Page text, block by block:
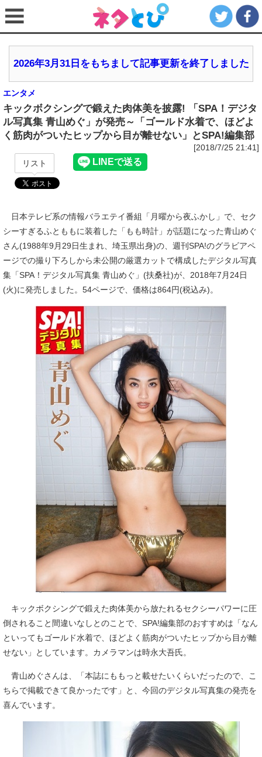
2026年3月31日をもちまして記事更新を終了しました
エンタメ
キックボクシングで鍛えた肉体美を披露! 「SPA！デジタ
ル写真集 青山めぐ」が発売～「ゴールド水着で、ほどよ
く筋肉がついたヒップから目が離せない」とSPA!編集部
[2018/7/25 21:41]
リスト
日本テレビ系の情報バラエテイ番組「月曜から夜ふかし」で、セク
シーすぎるふとももに装着した「もも時計」が話題になった青山めぐ
さん(1988年9月29日生まれ、埼玉県出身)の、週刊SPA!のグラビアペ
ージでの撮り下ろしから未公開の厳選カットで構成したデジタル写真
集「SPA！デジタル写真集 青山めぐ」(扶桑社)が、2018年7月24日
(火)に発売しました。54ページで、価格は864円(税込み)。
キックボクシングで鍛えた肉体美から放たれるセクシーパワーに圧
倒されること間違いなしとのことで、SPA!編集部のおすすめは「なん
といってもゴールド水着で、ほどよく筋肉がついたヒップから目が離
せない」としています。カメラマンは時永大吾氏。
青山めぐさんは、「本誌にももっと載せたいくらいだったので、こ
ちらで掲載できて良かったです」と、今回のデジタル写真集の発売を
喜んでいます。